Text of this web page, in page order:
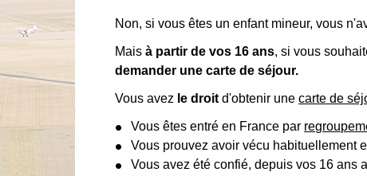
Non, si vous êtes un enfant mineur, vous
Maisà partir de vos 16 ans, si vous
demander une carte de séjour.
Vous avez le droit d'obtenir unecarte de
Vous êtes entré en France par
Vous prouvez avoir vécu habituellement
Vous avez été confié, depuis vos 16 ans